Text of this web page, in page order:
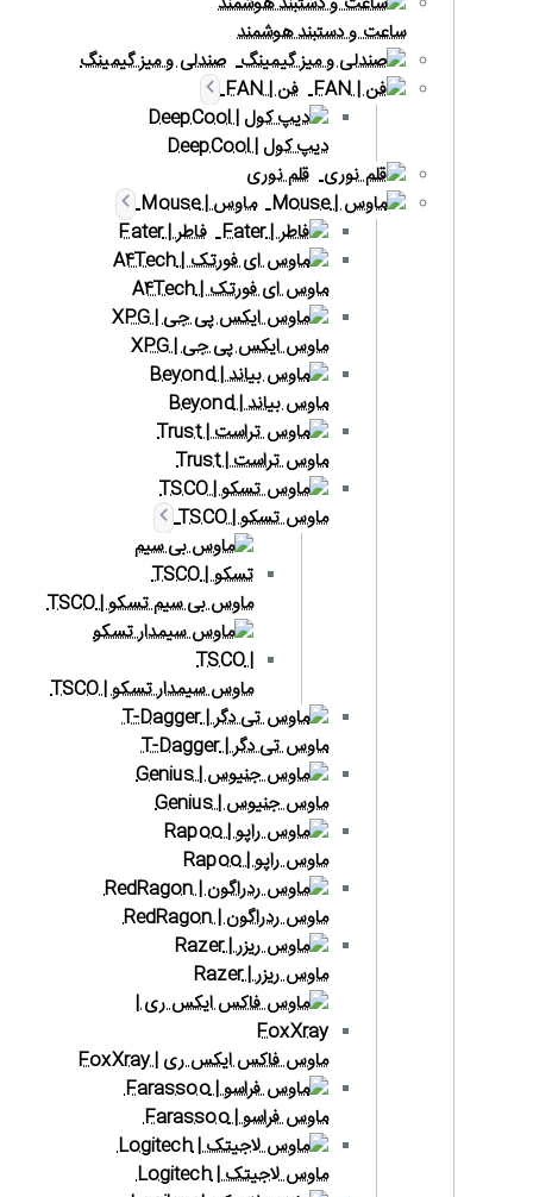
ساعت و دستبند هوشمند
صندلی و میز گیمینگ
فن | FAN
دیپ کول | DeepCool
قلم نوری
ماوس | Mouse
فاطر | Fater
ماوس ای فورتک | A4Tech
ماوس ایکس پی جی | XPG
ماوس بیاند | Beyond
ماوس تراست | Trust
ماوس تسکو | TSCO
ماوس بی سیم تسکو | TSCO
ماوس سیمدار تسکو | TSCO
ماوس تی دگر | T-Dagger
ماوس جنیوس | Genius
ماوس راپو | Rapoo
ماوس ردراگون | RedRagon
ماوس ریزر | Razer
ماوس فاکس ایکس ری | FoxXray
ماوس فراسو | Farassoo
ماوس لاجیتک | Logitech